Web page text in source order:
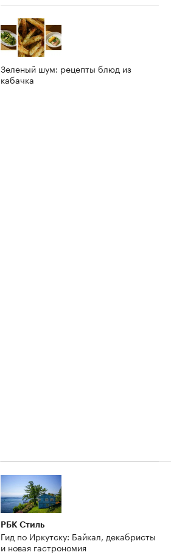
Зеленый шум: рецепты блюд из
кабачка
РБК Стиль
Гид по Иркутску: Байкал, декабристы
и новая гастрономия